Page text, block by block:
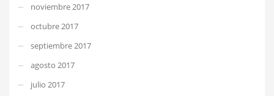
noviembre 2017
octubre 2017
septiembre 2017
agosto 2017
julio 2017